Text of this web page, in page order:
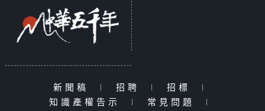
新聞稿 | 招聘 | 招標
|
知識產權告示
| 常見問題
|